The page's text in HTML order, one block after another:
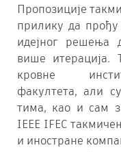
Пропозиције
прилику да прођу
идејног решења
више
кровне
факултета, али
тима, као и сам
IEEE IFEC
и иностране